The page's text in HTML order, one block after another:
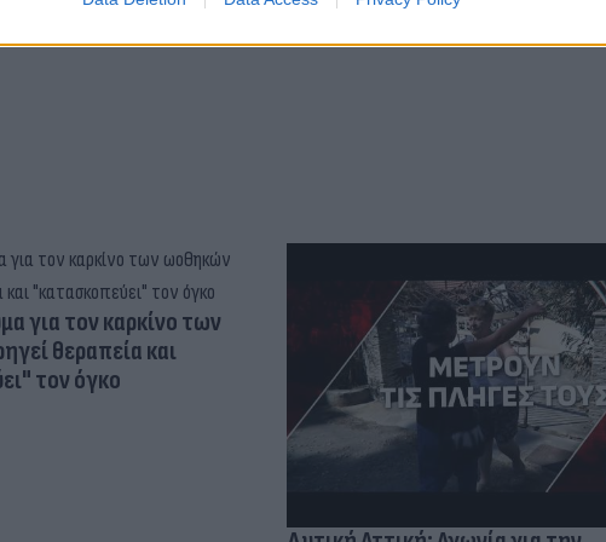
για τον καρκίνο των
θεραπεία και
τον όγκο